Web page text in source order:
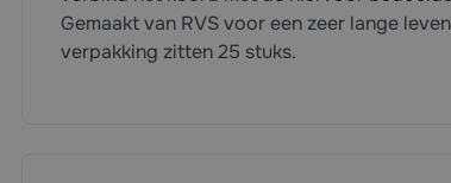
Gemaakt van RVS voor een zeer lange
verpakking zitten 25 stuks.